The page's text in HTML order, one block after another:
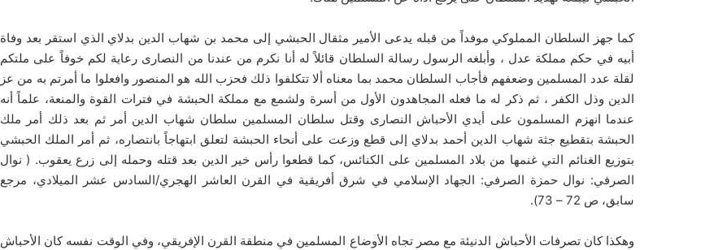
كما جهز السلطان المملوكي موفداً من قبله يدعى الأمير مثقال الحبشي إلى محمد بن شهاب الدين بدلاي الذي استقر بعد وفاة
أبيه في حكم مملكة عدل ، وأبلغه الرسول رسالة السلطان قائلاً له أنا نكرم من عندنا من النصارى رعاية لكم خوفاً على ملتكم
لقلة عدد المسلمين وضعفهم فأجاب السلطان محمد بما معناه ألا تتكلفوا ذلك فحزب الله هو المنصور وافعلوا ما أمرتم به من عز
الدين وذل الكفر ، ثم ذكر له ما فعله المجاهدون الأول من أسرة ولشمع مع مملكة الحبشة في فترات القوة والمنعة، علماً أنه
عندما انهزم المسلمون على أيدي الأحباش النصارى وقتل سلطان المسلمين سلطان شهاب الدين أمر ثم بعد ذلك أمر ملك
الحبشة بتقطيع جثة شهاب الدين أحمد بدلاي إلى قطع وزعت على أنحاء الحبشة لتعلق ابتهاجاً بانتصاره، ثم أمر الملك الحبشي
بتوزيع الغنائم التي غنمها من بلاد المسلمين على الكنائس، كما قطعوا رأس خير الدين بعد قتله وحمله إلى زرع يعقوب. ( نوال
الصرفي: نوال حمزة الصرفي: الجهاد الإسلامي في شرق أفريقية في القرن العاشر الهجري/السادس عشر الميلادي، مرجع
سابق، ص 72 – 73).
وهكذا كان تصرفات الأحباش الدنيئة مع مصر تجاه الأوضاع المسلمين في منطقة القرن الإفريقي، وفي الوقت نفسه كان الأحباش